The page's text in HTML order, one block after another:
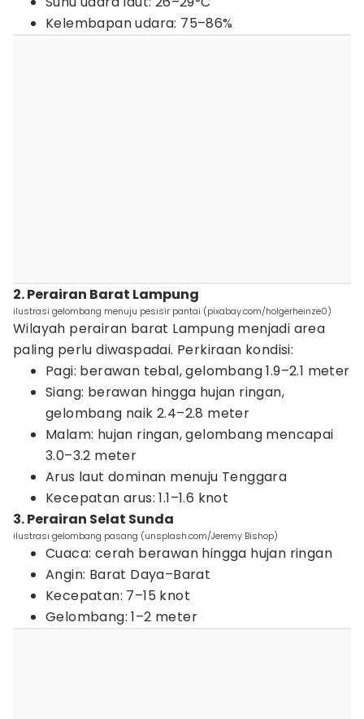
Kelembapan udara: 75–86%
2. Perairan Barat Lampung
ilustrasi gelombang menuju pesisir pantai (pixabay.com/holgerheinze0)
Wilayah perairan barat Lampung menjadi area
paling perlu diwaspadai. Perkiraan kondisi:
Pagi: berawan tebal, gelombang 1.9–2.1 meter
Siang: berawan hingga hujan ringan,
gelombang naik 2.4–2.8 meter
Malam: hujan ringan, gelombang mencapai
3.0–3.2 meter
Arus laut dominan menuju Tenggara
Kecepatan arus: 1.1–1.6 knot
3. Perairan Selat Sunda
ilustrasi gelombang pasang (unsplash.com/Jeremy Bishop)
Cuaca: cerah berawan hingga hujan ringan
Angin: Barat Daya–Barat
Kecepatan: 7–15 knot
Gelombang: 1–2 meter